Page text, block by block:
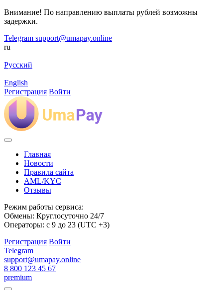
Внимание! По направлению выплаты рублей возможны
задержки.
Telegram support@umapay.online
ru
Русский
English
Регистрация Войти
Главная
Новости
Правила сайта
AML/KYC
Отзывы
Режим работы сервиса:
Обмены: Круглосуточно 24/7
Операторы: с 9 до 23 (UTC +3)
Регистрация Войти
Telegram
support@umapay.online
8 800 123 45 67
premium